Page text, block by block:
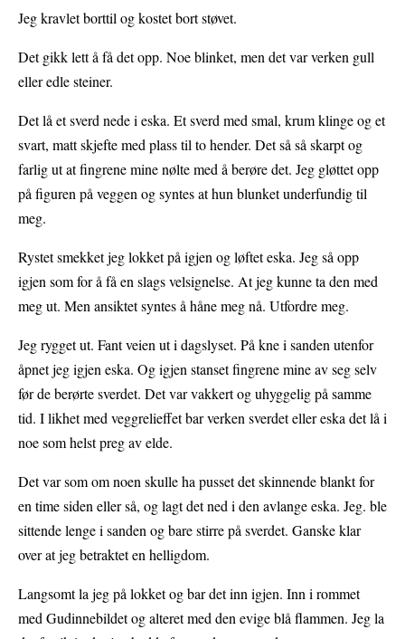
Jeg kravlet borttil og kostet bort støvet.
Det gikk lett å få det opp. Noe blinket, men det var verken gull
eller edle steiner.
Det lå et sverd nede i eska. Et sverd med smal, krum klinge og et
svart, matt skjefte med plass til to hender. Det så så skarpt og
farlig ut at fingrene mine nølte med å berøre det. Jeg gløttet opp
på figuren på veggen og syntes at hun blunket underfundig til
meg.
Rystet smekket jeg lokket på igjen og løftet eska. Jeg så opp
igjen som for å få en slags velsignelse. At jeg kunne ta den med
meg ut. Men ansiktet syntes å håne meg nå. Utfordre meg.
Jeg rygget ut. Fant veien ut i dagslyset. På kne i sanden utenfor
åpnet jeg igjen eska. Og igjen stanset fingrene mine av seg selv
før de berørte sverdet. Det var vakkert og uhyggelig på samme
tid. I likhet med veggrelieffet bar verken sverdet eller eska det lå i
noe som helst preg av elde.
Det var som om noen skulle ha pusset det skinnende blankt for
en time siden eller så, og lagt det ned i den avlange eska. Jeg. ble
sittende lenge i sanden og bare stirre på sverdet. Ganske klar
over at jeg betraktet en helligdom.
Langsomt la jeg på lokket og bar det inn igjen. Inn i rommet
med Gudinnebildet og alteret med den evige blå flammen. Jeg la